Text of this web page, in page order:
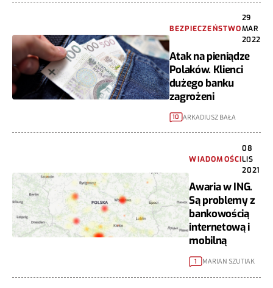
BEZPIECZEŃSTWO
29
MAR
2022
Atak na pieniądze
Polaków. Klienci
dużego banku
zagrożeni
10 ARKADIUSZ BAŁA
WIADOMOŚCI
08
LIS
2021
Awaria w ING.
Są problemy z
bankowością
internetową i
mobilną
1 MARIAN SZUTIAK